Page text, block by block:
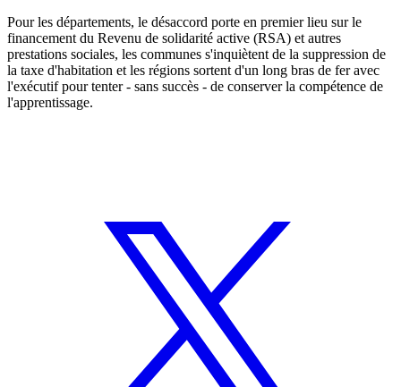
Pour les départements, le désaccord porte en premier lieu sur le
financement du Revenu de solidarité active (RSA) et autres
prestations sociales, les communes s'inquiètent de la suppression de
la taxe d'habitation et les régions sortent d'un long bras de fer avec
l'exécutif pour tenter - sans succès - de conserver la compétence de
l'apprentissage.